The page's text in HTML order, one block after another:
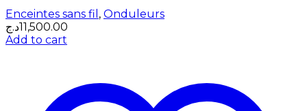
Enceintes sans fil , Onduleurs
11,500.00د.ج
Add to cart